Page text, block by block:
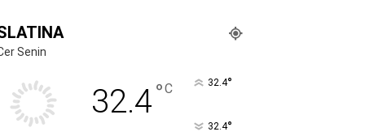
Senin
32.4°C 32.4°
32.4°